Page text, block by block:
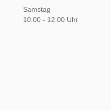
Samstag
10:00 - 12.00 Uhr